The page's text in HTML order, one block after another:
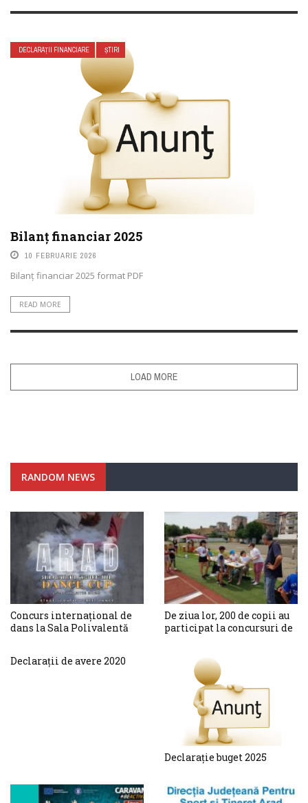
DECLARAȚII FINANCIARE ȘTIRI
Bilanț financiar 2025
10 FEBRUARIE 2026
Bilanț financiar 2025 format PDF
READ MORE
LOAD MORE
RANDOM NEWS
Concurs internațional de
dans la Sala Polivalentă
De ziua lor, 200 de copii au
participat la concursuri de
Declarații de avere 2020
Declarație buget 2025